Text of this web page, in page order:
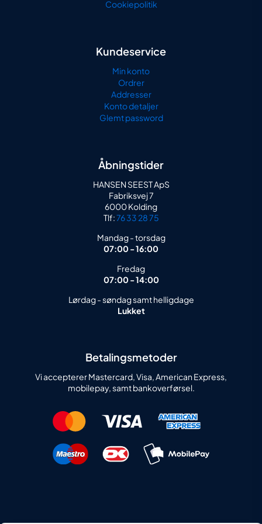
Cookiepolitik
Kundeservice
Min konto
Ordrer
Addresser
Konto detaljer
Glemt password
Åbningstider
HANSEN SEEST ApS
Fabriksvej 7
6000 Kolding
Tlf:76 33 28 75
Mandag - torsdag
07:00 - 16:00
Fredag
07:00 - 14:00
Lørdag - søndag samt helligdage
Lukket
Betalingsmetoder
Vi accepterer Mastercard, Visa, American Express,
mobilepay, samt bankoverførsel.